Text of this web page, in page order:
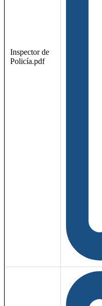
Inspector de
Policía.pdf